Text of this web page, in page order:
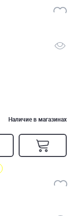
Наличие в магазинах